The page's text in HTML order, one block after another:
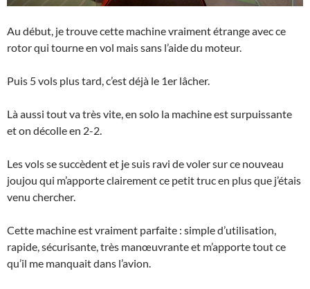
Au début, je trouve cette machine vraiment étrange avec ce
rotor qui tourne en vol mais sans l’aide du moteur.
Puis 5 vols plus tard, c’est déjà le 1er lâcher.
Là aussi tout va très vite, en solo la machine est surpuissante
et on décolle en 2-2.
Les vols se succèdent et je suis ravi de voler sur ce nouveau
joujou qui m’apporte clairement ce petit truc en plus que j’étais
venu chercher.
Cette machine est vraiment parfaite : simple d’utilisation,
rapide, sécurisante, très manœuvrante et m’apporte tout ce
qu’il me manquait dans l’avion.